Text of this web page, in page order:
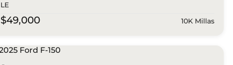
LE
$49,000 10K Millas